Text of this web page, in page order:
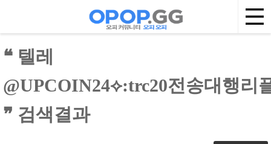
❝ 텔레
@UPCOIN24⟡:trc20전송대행리
❞ 검색결과